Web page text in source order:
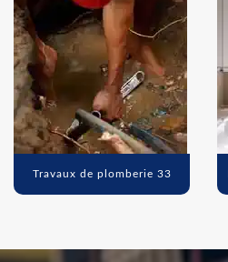
Travaux de plomberie 33